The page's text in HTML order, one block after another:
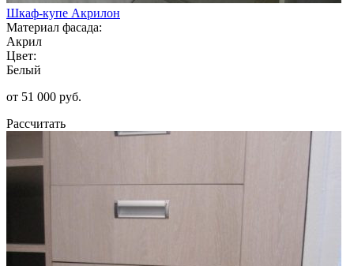
Шкаф-купе Акрилон
Материал фасада:
Акрил
Цвет:
Белый
от 51 000 руб.
Рассчитать